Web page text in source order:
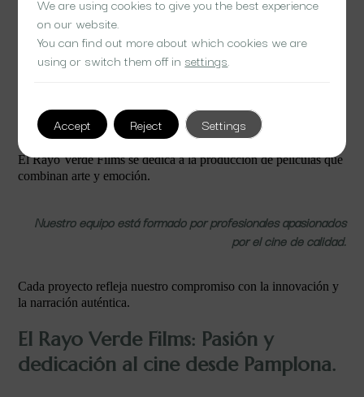
Apuesta por la calidad y la creatividad en cada producción
audiovisual.
Comprometidos con historias que desafían e inspiran a todos los
espectadores.
Un cine único.
El Rayo Verde Films se dedica a la producción de películas que
combinan arte y emoción.
Nuestro equipo está formado por profesionales apasionados
por el cine de calidad.
Cada proyecto refleja nuestro compromiso con la innovación y
la narración auténtica.
El Rayo Verde Films: Pasión y
dedicación al cine desde Pamplona.
We are using cookies to give you the best experience
on our website.
You can find out more about which cookies we are
using or switch them off in settings.
Accept Reject Settings